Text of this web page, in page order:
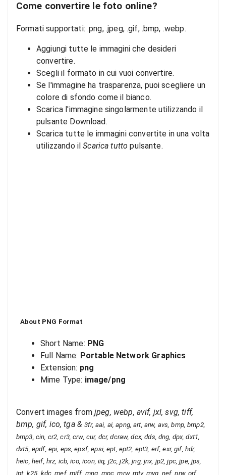
Come convertire le foto online?
Formati supportati: .png, .jpeg, .gif, .bmp, .webp.
Aggiungi tutte le immagini che desideri
convertire.
Scegli il formato in cui vuoi convertire.
Se l'immagine ha trasparenza, puoi scegliere un
colore di sfondo come il bianco.
Scarica l'immagine singolarmente utilizzando il
pulsante Download.
Scarica tutte le immagini convertite in una volta
utilizzando il Scarica tutto pulsante.
About PNG Format
Short Name: PNG
Full Name: Portable Network Graphics
Extension: png
Mime Type: image/png
Convert images fromjpeg, webp, avif, jxl, svg, tiff,
bmp, gif, ico, tga&3fr, aai, ai, apng, art, arw, avs, bmp, bmp2,
bmp3, cin, cr2, cr3, crw, cur, dcr, dcraw, dcx, dds, dng, dpx, dxt1,
dxt5, epdf, epi, eps, epsf, epsi, ept, ept2, ept3, erf, exr, gif, hdr,
heic, heif, hrz, icb, ico, icon, iiq, j2c, j2k, jng, jnx, jp2, jpc, jpe, jps,
jpt, k25, kdc, mef, miff, mng, mpc, mrw, mtv, mvg, nef, nrw, orf,